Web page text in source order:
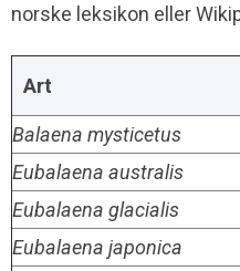
norske leksikon eller
Art
Balaena mysticetus
Eubalaena australis
Eubalaena glacialis
Eubalaena japonica